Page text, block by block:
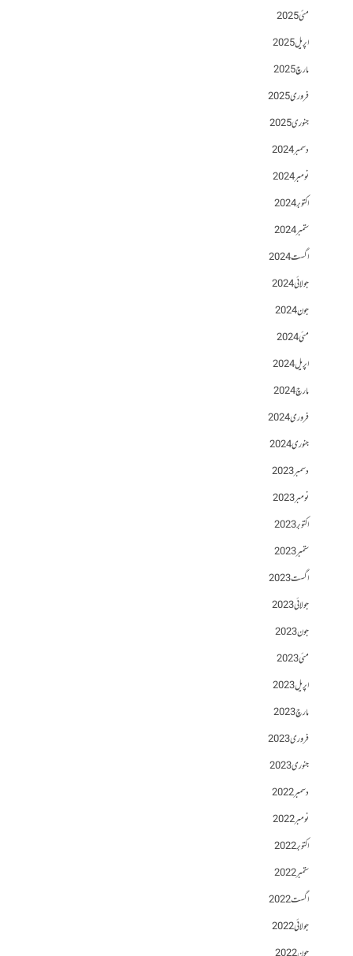
مئی 2025
اپریل 2025
مارچ 2025
فروری 2025
جنوری 2025
دسمبر 2024
نومبر 2024
اکتوبر 2024
ستمبر 2024
اگست 2024
جولائی 2024
جون 2024
مئی 2024
اپریل 2024
مارچ 2024
فروری 2024
جنوری 2024
دسمبر 2023
نومبر 2023
اکتوبر 2023
ستمبر 2023
اگست 2023
جولائی 2023
جون 2023
مئی 2023
اپریل 2023
مارچ 2023
فروری 2023
جنوری 2023
دسمبر 2022
نومبر 2022
اکتوبر 2022
ستمبر 2022
اگست 2022
جولائی 2022